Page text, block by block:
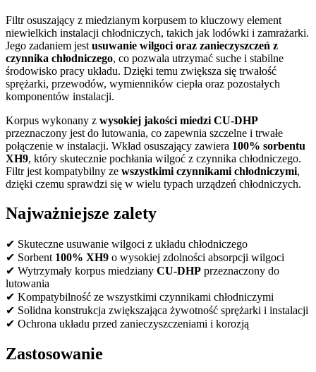
Filtr osuszający z miedzianym korpusem to kluczowy element
niewielkich instalacji chłodniczych, takich jak lodówki i zamrażarki.
Jego zadaniem jest usuwanie wilgoci oraz zanieczyszczeń z
czynnika chłodniczego, co pozwala utrzymać suche i stabilne
środowisko pracy układu. Dzięki temu zwiększa się trwałość
sprężarki, przewodów, wymienników ciepła oraz pozostałych
komponentów instalacji.
Korpus wykonany z wysokiej jakości miedzi CU-DHP
przeznaczony jest do lutowania, co zapewnia szczelne i trwałe
połączenie w instalacji. Wkład osuszający zawiera 100% sorbentu
XH9, który skutecznie pochłania wilgoć z czynnika chłodniczego.
Filtr jest kompatybilny ze wszystkimi czynnikami chłodniczymi,
dzięki czemu sprawdzi się w wielu typach urządzeń chłodniczych.
Najważniejsze zalety
✔ Skuteczne usuwanie wilgoci z układu chłodniczego
✔ Sorbent 100% XH9 o wysokiej zdolności absorpcji wilgoci
✔ Wytrzymały korpus miedziany CU-DHP przeznaczony do
lutowania
✔ Kompatybilność ze wszystkimi czynnikami chłodniczymi
✔ Solidna konstrukcja zwiększająca żywotność sprężarki i instalacji
✔ Ochrona układu przed zanieczyszczeniami i korozją
Zastosowanie